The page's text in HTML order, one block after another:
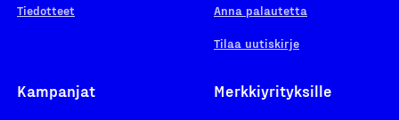
Tiedotteet Anna palautetta
Tilaa uutiskirje
Kampanjat Merkkiyrityksille